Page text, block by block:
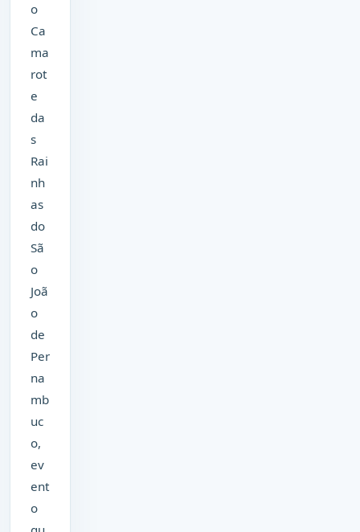
o
Ca
ma
rot
e
da
s
Rai
nh
as
do
Sã
o
Joã
o
de
Per
na
mb
uc
o,
ev
ent
o